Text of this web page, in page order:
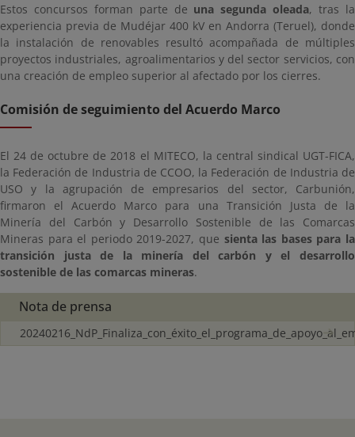
Estos concursos forman parte de una segunda oleada, tras la
experiencia previa de Mudéjar 400 kV en Andorra (Teruel), donde
la instalación de renovables resultó acompañada de múltiples
proyectos industriales, agroalimentarios y del sector servicios, con
una creación de empleo superior al afectado por los cierres.
Comisión de seguimiento del Acuerdo Marco
El 24 de octubre de 2018 el MITECO, la central sindical UGT-FICA,
la Federación de Industria de CCOO, la Federación de Industria de
USO y la agrupación de empresarios del sector, Carbunión,
firmaron el Acuerdo Marco para una Transición Justa de la
Minería del Carbón y Desarrollo Sostenible de las Comarcas
Mineras para el periodo 2019-2027, que sienta las bases para la
transición justa de la minería del carbón y el desarrollo
sostenible de las comarcas mineras.
Nota de prensa